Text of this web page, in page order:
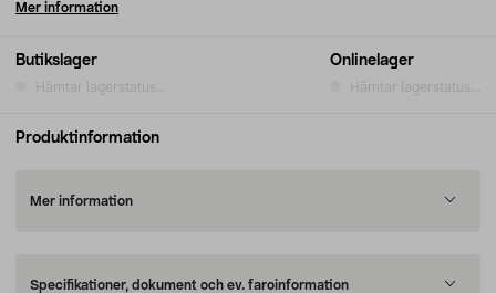
Butikslager
Hämtar lagerstatus...
Onlinelager
Hämtar lagerstatus...
Mer information
Produktinformation
Mer information
Specifikationer, dokument och ev. faroinformation